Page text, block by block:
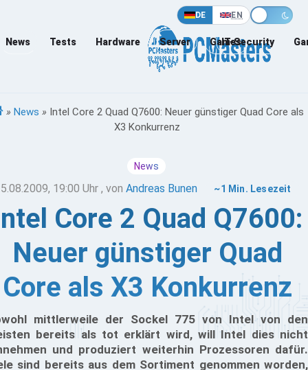
DE EN
News Tests Hardware Server Games
IT-Security
» News » Intel Core 2 Quad Q7600: Neuer günstiger Quad Core als
X3 Konkurrenz
News
19:00 Uhr , vonAndreas Bunen ~1 Min. Lesezeit
Core 2 Quad Q7600:
Neuer günstiger Quad
Core als X3 Konkurrenz
mittlerweile der Sockel 775 von Intel von den
bereits als tot erklärt wird, will Intel dies nicht
und produziert weiterhin Prozessoren dafür.
sind bereits aus dem Sortiment genommen worden,